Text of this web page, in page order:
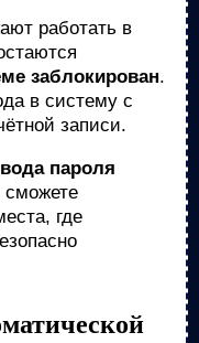
работать в
заблокирован.
в систему с
записи.
пароля
сможете
где